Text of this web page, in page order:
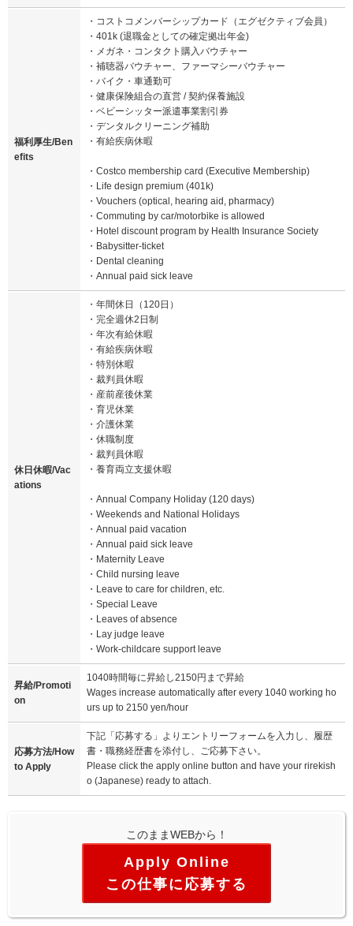
福利厚生/Ben
efits
・コストコメンバーシップカード（エグゼクティブ会員）
・401k (退職金としての確定拠出年金)
・メガネ・コンタクト購入バウチャー
・補聴器バウチャー、ファーマシーバウチャー
・バイク・車通勤可
・健康保険組合の直営 / 契約保養施設
・ベビーシッター派遣事業割引券
・デンタルクリーニング補助
・有給疾病休暇
・Costco membership card (Executive Membership)
・Life design premium (401k)
・Vouchers (optical, hearing aid, pharmacy)
・Commuting by car/motorbike is allowed
・Hotel discount program by Health Insurance Society
・Babysitter-ticket
・Dental cleaning
・Annual paid sick leave
休日休暇/Vac
ations
・年間休日（120日）
・完全週休2日制
・年次有給休暇
・有給疾病休暇
・特別休暇
・裁判員休暇
・産前産後休業
・育児休業
・介護休業
・休職制度
・裁判員休暇
・養育両立支援休暇
・Annual Company Holiday (120 days)
・Weekends and National Holidays
・Annual paid vacation
・Annual paid sick leave
・Maternity Leave
・Child nursing leave
・Leave to care for children, etc.
・Special Leave
・Leaves of absence
・Lay judge leave
・Work-childcare support leave
昇給/Promoti
on
1040時間毎に昇給し2150円まで昇給
Wages increase automatically after every 1040 working ho
urs up to 2150 yen/hour
応募方法/How
to Apply
下記「応募する」よりエントリーフォームを入力し、履歴
書・職務経歴書を添付し、ご応募下さい。
Please click the apply online button and have your rirekish
o (Japanese) ready to attach.
このままWEBから！
この仕事に応募する